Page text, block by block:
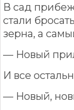
В сад
стали
зерна, а
— Новый
И все
— Новый,